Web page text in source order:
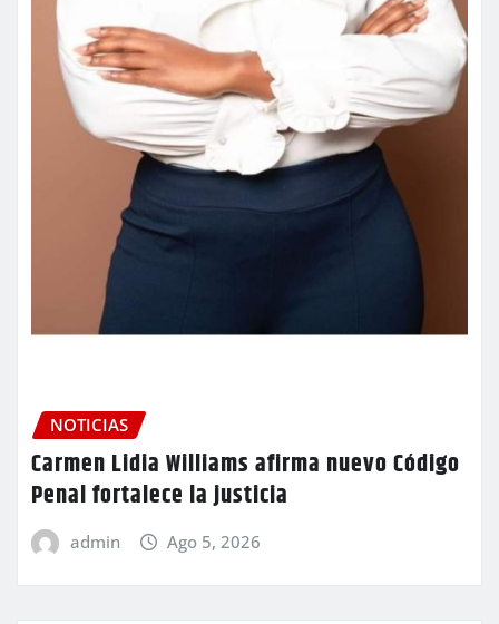
NOTICIAS
Carmen Lidia Williams afirma nuevo Código
Penal fortalece la justicia
admin Ago 5, 2026